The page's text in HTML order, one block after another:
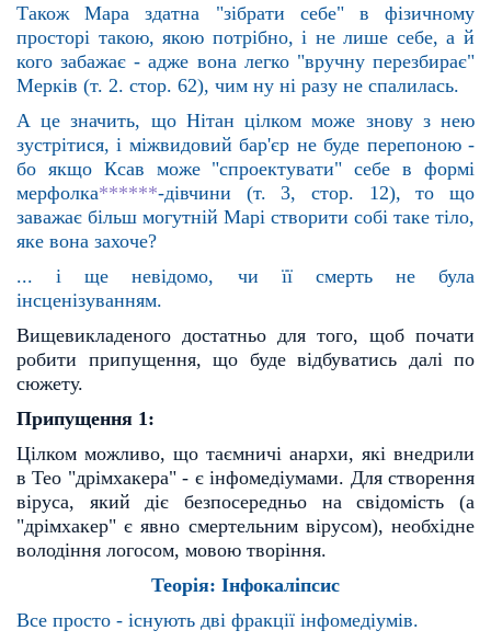
Також Мара здатна "зібрати себе" в фізичному
просторі такою, якою потрібно, і не лише себе, а й
когозабажає - адже вона легко "вручну перезбирає"
Мерків (т. 2. стор. 62), чим ну ні разу не спалилась.
А це значить, що Нітан цілком може знову з нею
зустрітися, і міжвидовий бар'єр не буде перепоною -
бо якщо Ксав може "спроектувати" себе в формі
мерфолка******-дівчини (т. 3, стор. 12), то що
заважає більш могутній Марі створити собі таке тіло,
яке вона захоче?
... і ще невідомо, чи її смерть не була
інсценізуванням.
Вищевикладеного достатньо для того, щоб почати
робити припущення, що буде відбуватись далі по
сюжету.
Припущення 1:
Цілком можливо, що таємничі анархи, які внедрили
в Тео "дрімхакера" - є інфомедіумами. Для створення
віруса, який діє безпосередньо на свідомість (а
"дрімхакер" є явно смертельним вірусом), необхідне
володіння логосом, мовою творіння.
Теорія: Інфокаліпсис
Все просто - існують дві фракції інфомедіумів.